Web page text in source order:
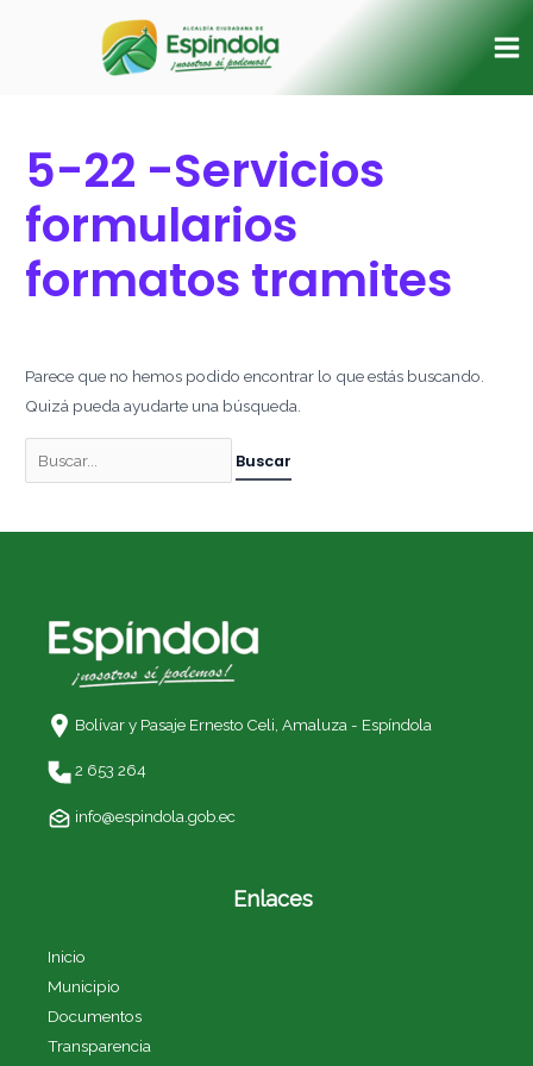
5-22 -Servicios
formularios
formatos tramites
Parece que no hemos podido encontrar lo que estás buscando.
Quizá pueda ayudarte una búsqueda.
Bolívar y Pasaje Ernesto Celi, Amaluza - Espíndola
2 653 264
info@espindola.gob.ec
Enlaces
Inicio
Municipio
Documentos
Transparencia